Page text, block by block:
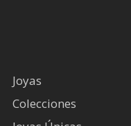
Joyas
Colecciones